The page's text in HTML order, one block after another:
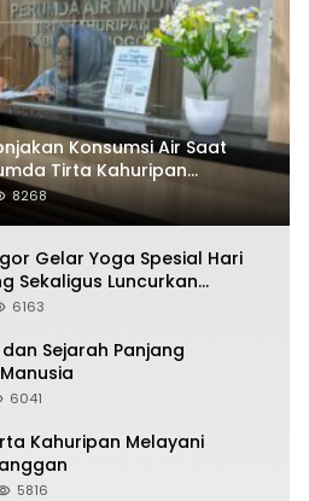
Konsumsi Air Saat
Tirta Kahuripan
Siaga Lebaran
8268
Gelar Yoga Spesial Hari
Sekaligus Luncurkan
Slim Beras Porang Golden Ube
6163
Sejarah Panjang
6041
Kahuripan Melayani
5816